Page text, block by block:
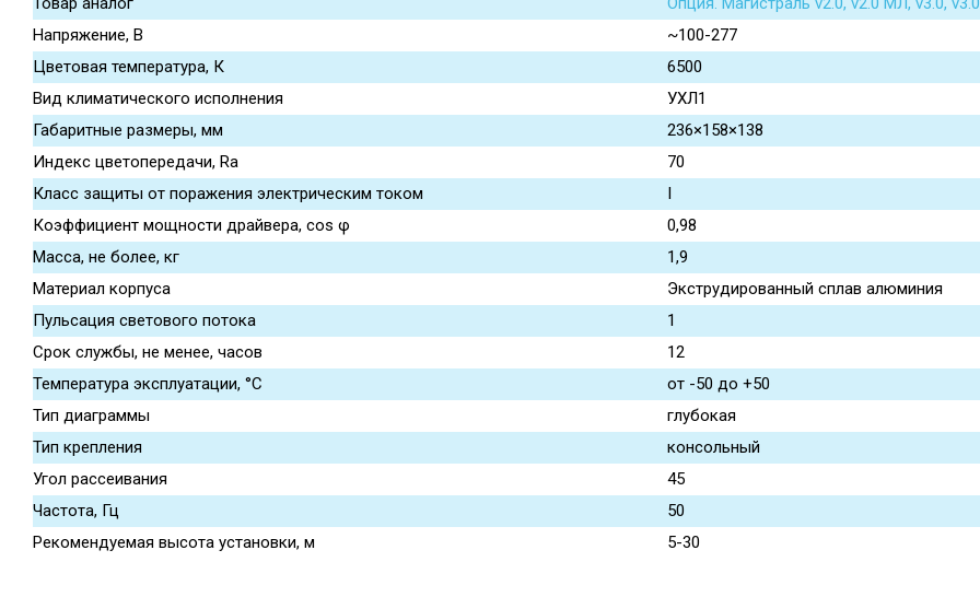
Напряжение, В
~100-277
Цветовая температура, К
6500
Вид климатического исполнения
УХЛ1
Габаритные размеры, мм
236×158×138
Индекс цветопередачи, Ra
70
Класс защиты от поражения электрическим током
I
Коэффициент мощности драйвера, cos φ
0,98
Масса, не более, кг
1,9
Материал корпуса
Экструдированный сплав алюминия
Пульсация светового потока
1
Срок службы, не менее, часов
12
Температура эксплуатации, °С
от -50 до +50
Тип диаграммы
глубокая
Тип крепления
консольный
Угол рассеивания
45
Частота, Гц
50
Рекомендуемая высота установки, м
5-30